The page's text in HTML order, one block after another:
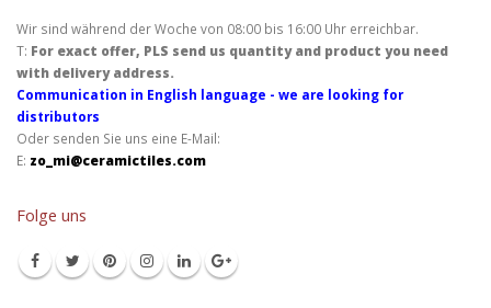
Wir sind während der Woche von 08:00 bis 16:00 Uhr erreichbar.
T: For exact offer, PLS send us quantity and product you need
with delivery address.
Communication in English language - we are looking for
distributors
Oder senden Sie uns eine E-Mail:
E: zo_mi@ceramictiles.com
Folge uns